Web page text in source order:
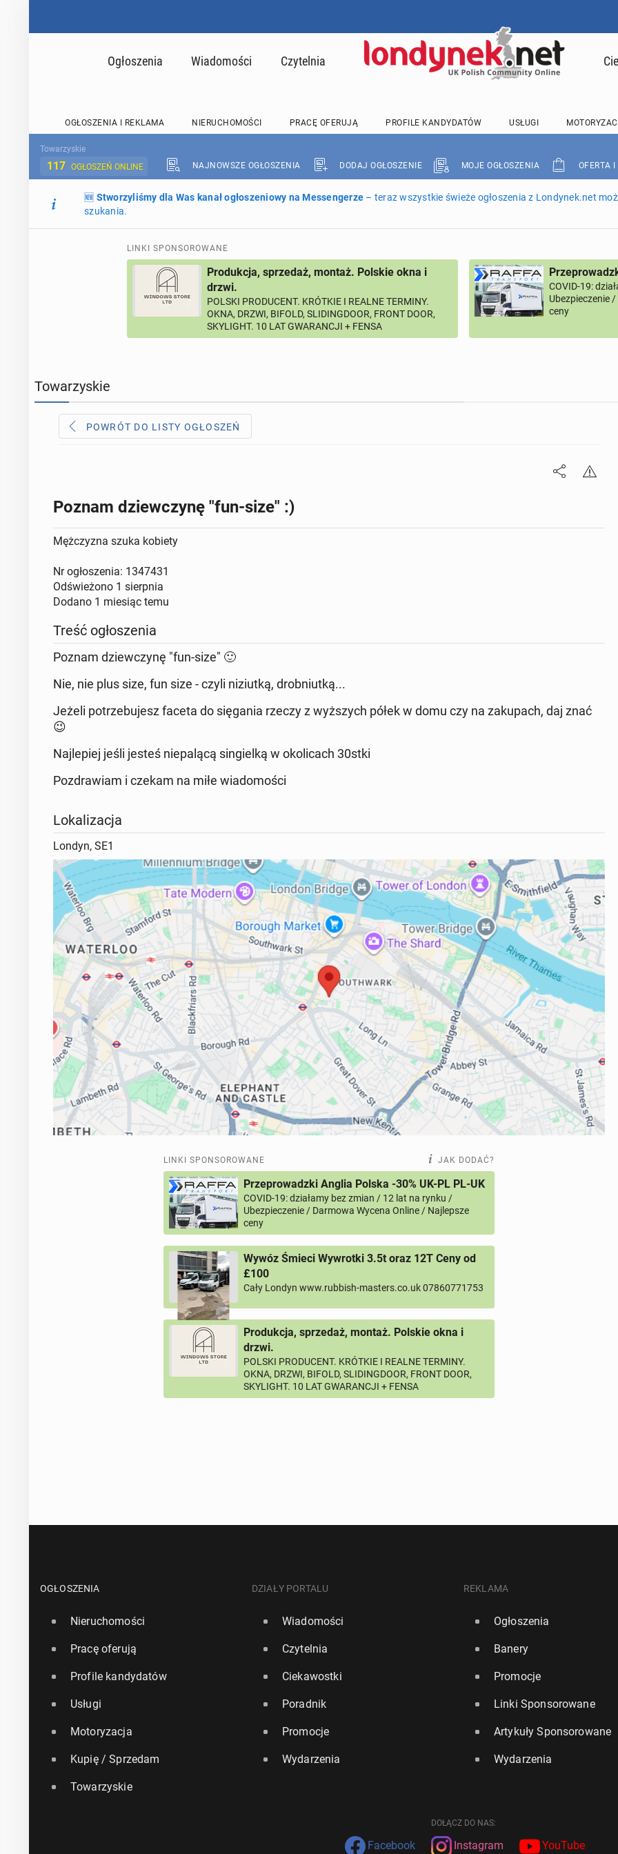
Ogłoszenia Wiadomości Czytelnia
OGŁOSZENIA I REKLAMA NIERUCHOMOŚCI PRACĘ OFERUJĄ PROFILE KANDYDATÓW USŁUGI
Towarzyskie
117 OGŁOSZEŃ ONLINE NAJNOWSZE OGŁOSZENIA DODAJ OGŁOSZENIE MOJE OGŁOSZENIA OFERTA I
🆕 Stworzyliśmy dla Was kanał ogłoszeniowy na Messengerze – teraz wszystkie świeże ogłoszenia z Londynek.net
szukania.
LINKI SPONSOROWANE
Produkcja, sprzedaż, montaż. Polskie okna i
drzwi.
POLSKI PRODUCENT. KRÓTKIE I REALNE TERMINY.
OKNA, DRZWI, BIFOLD, SLIDINGDOOR, FRONT DOOR,
SKYLIGHT. 10 LAT GWARANCJI + FENSA
COVID-19:
Ubezpieczenie
ceny
Towarzyskie
POWRÓT DO LISTY OGŁOSZEŃ
Poznam dziewczynę "fun-size" :)
Mężczyzna szuka kobiety
Nr ogłoszenia: 1347431
Odświeżono1 sierpnia
Dodano1 miesiąc temu
Treść ogłoszenia
Poznam dziewczynę "fun-size" 🙂
Nie, nie plus size, fun size - czyli niziutką, drobniutką...
Jeżeli potrzebujesz faceta do sięgania rzeczy z wyższych półek w domu czy na zakupach, daj znać
😉
Najlepiej jeśli jesteś niepalącą singielką w okolicach 30stki
Pozdrawiam i czekam na miłe wiadomości
Lokalizacja
Londyn, SE1
LINKI SPONSOROWANE JAK DODAĆ?
Przeprowadzki Anglia Polska -30% UK-PL PL-UK
COVID-19: działamy bez zmian / 12 lat na rynku /
Ubezpieczenie / Darmowa Wycena Online / Najlepsze
ceny
Wywóz Śmieci Wywrotki 3.5t oraz 12T Ceny od
£100
Cały Londyn www.rubbish-masters.co.uk 07860771753
Produkcja, sprzedaż, montaż. Polskie okna i
drzwi.
POLSKI PRODUCENT. KRÓTKIE I REALNE TERMINY.
OKNA, DRZWI, BIFOLD, SLIDINGDOOR, FRONT DOOR,
SKYLIGHT. 10 LAT GWARANCJI + FENSA
OGŁOSZENIA
Nieruchomości
Pracę oferują
Profile kandydatów
Usługi
Motoryzacja
Kupię / Sprzedam
Towarzyskie
DZIAŁY PORTALU
Wiadomości
Czytelnia
Ciekawostki
Poradnik
Promocje
Wydarzenia
REKLAMA
Ogłoszenia
Banery
Promocje
Linki Sponsorowane
Artykuły Sponsorowane
Wydarzenia
DOŁĄCZ DO NAS:
Facebook Instagram YouTube